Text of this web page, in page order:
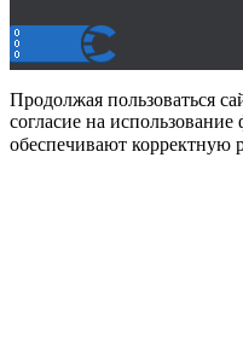
Продолжая пользоваться
согласие на
обеспечивают корректную